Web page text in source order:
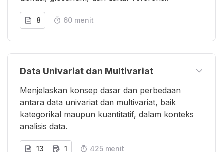
8 60 menit
Data Univariat dan Multivariat
Menjelaskan konsep dasar dan perbedaan
antara data univariat dan multivariat, baik
kategorikal maupun kuantitatif, dalam konteks
analisis data.
13 1 425 menit